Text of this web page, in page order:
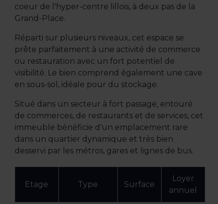
coeur de l'hyper-centre lillois, à deux pas de la
Grand-Place.
Réparti sur plusieurs niveaux, cet espace se
prête parfaitement à une activité de commerce
ou restauration avec un fort potentiel de
visibilité. Le bien comprend également une cave
en sous-sol, idéale pour du stockage.
Situé dans un secteur à fort passage, entouré
de commerces, de restaurants et de services, cet
immeuble bénéficie d'un emplacement rare
dans un quartier dynamique et très bien
desservi par les métros, gares et lignes de bus.
Etage Type Surface
Loyer
annuel